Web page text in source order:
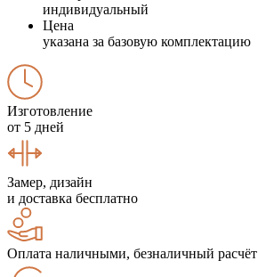
индивидуальный
Цена
указана за базовую комплектацию
Изготовление
от 5 дней
Замер, дизайн
и доставка бесплатно
Оплата наличными, безналичный расчёт